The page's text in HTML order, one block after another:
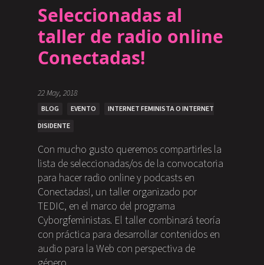
Seleccionadas al
taller de radio online
Conectadas!
22 May, 2018
BLOG EVENTO
INTERNET FEMINISTA O INTERNET
DISIDENTE
Con mucho gusto queremos compartirles la
lista de seleccionadas/os de la convocatoria
para hacer radio online y podcasts en
Conectadas!, un taller organizado por
TEDIC, en el marco del programa
Cyborgfeministas. El taller combinará teoría
con práctica para desarrollar contenidos en
audio para la Web con perspectiva de